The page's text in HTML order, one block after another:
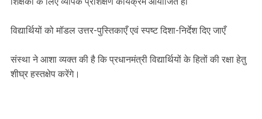
वि‌द्यार्थियों को मॉडल उत्तर-पुस्तिकाएँ एवं स्पष्ट दिशा-निर्देश दिए जाएँ
संस्था ने आशा व्यक्त की है कि प्रधानमंत्री विद्यार्थियों के हितों की रक्षा हेतु
शीघ्र हस्तक्षेप करेंगे।